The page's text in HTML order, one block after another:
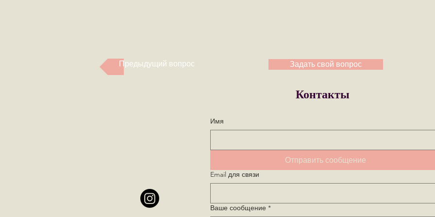
Предыдущий вопрос Задать свой вопрос
Контакты
Имя
Отправить сообщение
Email для связи
Ваше сообщение *